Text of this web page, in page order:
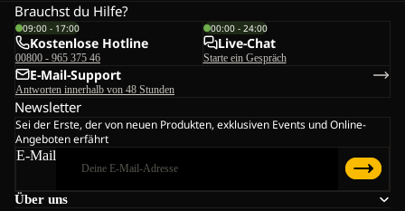
Über uns
Brauchst du Hilfe?
09:00 - 17:00
Kostenlose Hotline
00800 - 965 375 46
00:00 - 24:00
Live-Chat
Starte ein Gespräch
E-Mail-Support
Antworten innerhalb von 48 Stunden
Newsletter
Sei der Erste, der von neuen Produkten, exklusiven Events und Online-
Angeboten erfährt
E-Mail